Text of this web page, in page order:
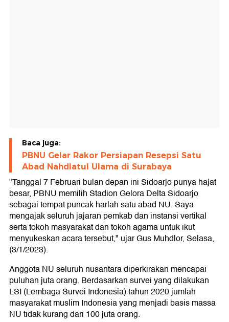
Baca juga:
PBNU Gelar Rakor Persiapan Resepsi Satu
Abad Nahdlatul Ulama di Surabaya
"Tanggal 7 Februari bulan depan ini Sidoarjo punya hajat
besar, PBNU memilih Stadion Gelora Delta Sidoarjo
sebagai tempat puncak harlah satu abad NU. Saya
mengajak seluruh jajaran pemkab dan instansi vertikal
serta tokoh masyarakat dan tokoh agama untuk ikut
menyukeskan acara tersebut," ujar Gus Muhdlor, Selasa,
(3/1/2023).
Anggota NU seluruh nusantara diperkirakan mencapai
puluhan juta orang. Berdasarkan survei yang dilakukan
LSI (Lembaga Survei Indonesia) tahun 2020 jumlah
masyarakat muslim Indonesia yang menjadi basis massa
NU tidak kurang dari 100 juta orang.